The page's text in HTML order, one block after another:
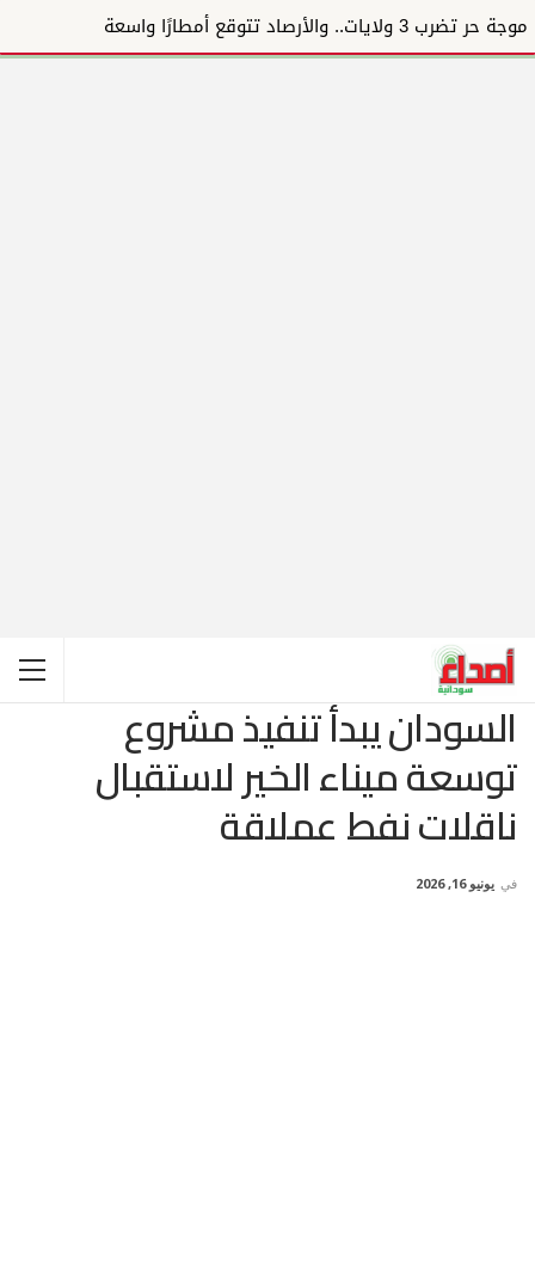
موجة حر تضرب 3 ولايات.. والأرصاد تتوقع أمطارًا واسعة
السودان يبدأ تنفيذ مشروع
توسعة ميناء الخير لاستقبال
ناقلات نفط عملاقة
في يونيو 16, 2026